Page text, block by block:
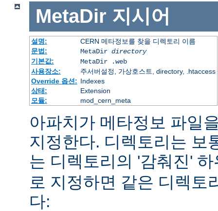
MetaDir 지시어
설명:
CERN 메타정보를 찾을 디렉토리 이름
문법:
MetaDir directory
기본값:
MetaDir .web
사용장소:
주서버설정, 가상호스트, directory, .htaccess
Override 옵션: Indexes
상태:
Extension
모듈:
mod_cern_meta
아파치가 메타정보 파일
지정한다. 디렉토리는 보
는 디렉토리의 '감춰진'
로 지정하면 같은 디렉토
다: